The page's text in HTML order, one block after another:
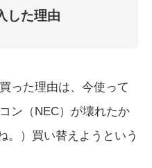
した理由
った理由は、今使って
ン（NEC）が壊れたか
。）買い替えようという